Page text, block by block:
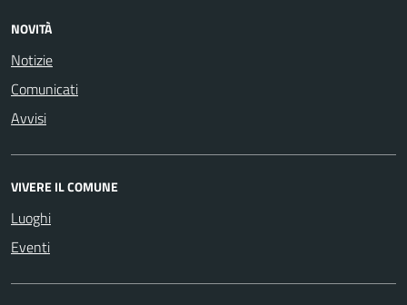
NOVITÀ
Notizie
Comunicati
Avvisi
VIVERE IL COMUNE
Luoghi
Eventi